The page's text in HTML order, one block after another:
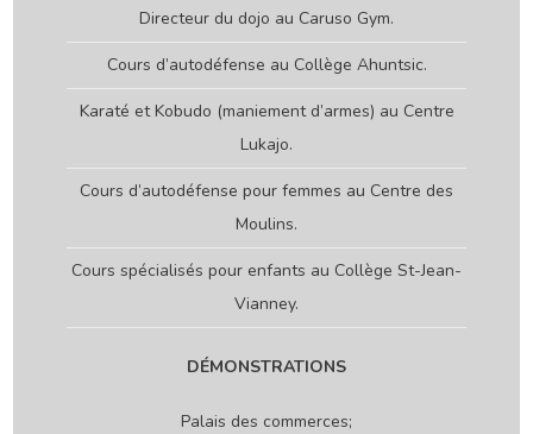
Directeur du dojo au Caruso Gym.
Cours d’autodéfense au Collège Ahuntsic.
Karaté et Kobudo (maniement d’armes) au Centre
Lukajo.
Cours d’autodéfense pour femmes au Centre des
Moulins.
Cours spécialisés pour enfants au Collège St-Jean-
Vianney.
DÉMONSTRATIONS
Palais des commerces;